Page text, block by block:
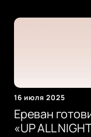
16 июля 2025
Ереван
«UP ALL